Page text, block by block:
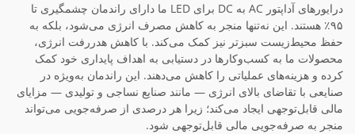
درایورهای آداپتور AC به DC برای LED ما دارای راندمان چشمگیری تا
۹۵٪ هستند. این نه‌تنها منجر به کاهش مصرف انرژی می‌شود، بلکه به
حفظ محیط‌زیست سبزتر نیز کمک می‌کند. با کاهش هدررفت انرژی،
محصولات ما به کسب‌وکارها در دستیابی به اهداف پایداری خود کمک
کرده و هزینه‌های عملیاتی را کاهش می‌دهند. این راندمان به‌ویژه در
صنایعی با تقاضای بالای انرژی — مانند صنایع نساجی و تولیدی — مزایای
مالی قابل‌توجهی ایجاد می‌کند؛ زیرا هر درصدی از صرفه‌جویی می‌تواند
منجر به صرفه‌جویی مالی قابل‌توجهی شود.